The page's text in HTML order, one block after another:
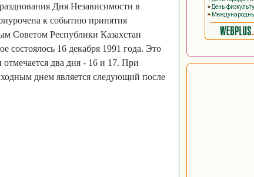
Дня Независимости в
к событию принятия
Советом Республики Казахстан
состоялось 16 декабря 1991 года. Это
два дня - 16 и 17. При
днем является следующий после